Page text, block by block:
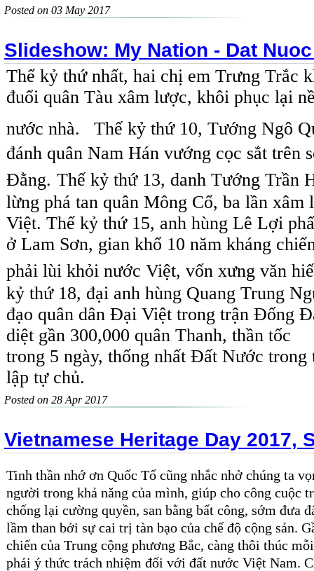
Posted on 03 May 2017
Slideshow: My Nation - Dat
Thế kỷ thứ nhất, hai chị em Trưng Trắc
đuổi quân Tàu xâm lược, khôi phục lại
nước nhà.
Thế kỷ thứ 10, Tướng Ngô
đánh quân Nam Hán vướng cọc sắt trên
Đằng. Thế kỷ thứ 13, danh Tướng Trần
lừng phá tan quân Mông Cổ, ba lần xâm
Việt. Thế kỷ thứ 15, anh hùng Lê Lợi
ở Lam Sơn, gian khổ 10 năm kháng
phải lùi khỏi nước Việt, vốn xưng văn
kỷ thứ 18, đại anh hùng Quang Trung
đạo quân dân Đại Việt trong trận Đống
diệt gần 300,000 quân Thanh, thần tốc
trong 5 ngày, thống nhất Đất Nước trong
lập tự chủ.
Posted on 28 Apr 2017
Vietnamese Heritage Day 2017,
Tinh thần nhớ ơn Quốc Tổ cũng nhắc nhở chúng ta
người trong khả năng của mình, giúp cho công cuộc
chống lại cường quyền, san bằng bất công, sớm đưa
lầm than bởi sự cai trị tàn bạo của chế độ cộng sản.
chiến của Trung cộng phương Bắc, càng thôi thúc
phải ý thức trách nhiệm đối với đất nước Việt Nam.